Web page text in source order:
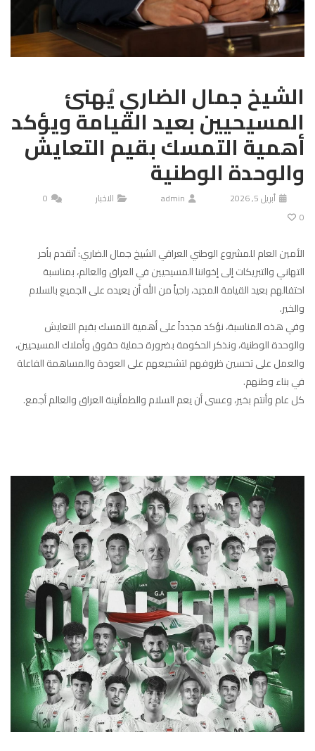
الشيخ جمال الضاري يُهنئ
المسيحيين بعيد القيامة ويؤكد
أهمية التمسك بقيم التعايش
والوحدة الوطنية
أبريل 5, 2026 admin الاخبار
0
0
الأمين العام للمشروع الوطني العراقي الشيخ جمال الضاري: أتقدم بأحر
التهاني والتبريكات إلى إخواننا المسيحيين في العراق والعالم، بمناسبة
احتفالهم بعيد القيامة المجيد، راجياً من الله أن يعيده على الجميع بالسلام
والخير.
وفي هذه المناسبة، نؤكد مجدداً على أهمية التمسك بقيم التعايش
والوحدة الوطنية، ونذكر الحكومة بضرورة حماية حقوق وأملاك المسيحيين،
والعمل على تحسين ظروفهم لتشجيعهم على العودة والمساهمة الفاعلة
في بناء وطنهم.
كل عام وأنتم بخير، وعسى أن يعم السلام والطمأنينة العراق والعالم أجمع.